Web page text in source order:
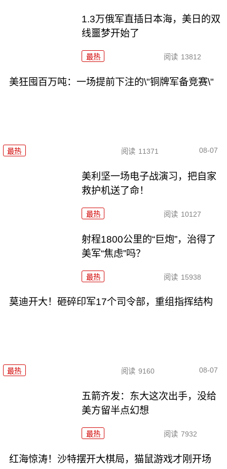
1.3万俄军直插日本海，美日的双
线噩梦开始了
最热 阅读 13812
美狂囤百万吨：一场提前下注的\"铜牌军备竞赛\"
最热 阅读 11371 08-07
美利坚一场电子战演习，把自家
救护机送了命！
最热 阅读 10127
射程1800公里的“巨炮”，治得了
美军“焦虑”吗？
最热 阅读 15938
莫迪开大！砸碎印军17个司令部，重组指挥结构
最热 阅读 9160 08-07
五箭齐发：东大这次出手，没给
美方留半点幻想
最热 阅读 7932
红海惊涛！沙特摆开大棋局，猫鼠游戏才刚开场